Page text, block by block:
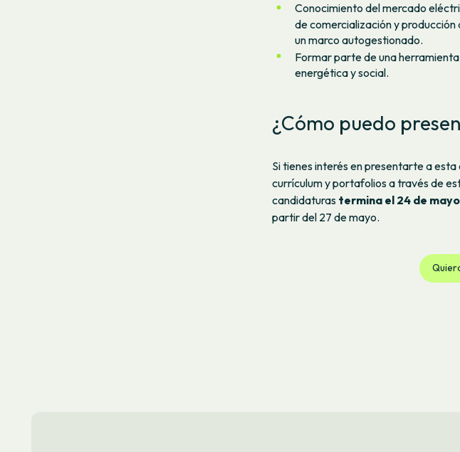
Conocimiento del mercado
de comercialización y producción
un marco autogestionado.
Formar parte de una
energética y social.
¿Cómo puedo
Si tienes interés en presentarte a
currículum y portafolios a través de
candidaturas termina el 24 de mayo
partir del 27 de mayo.